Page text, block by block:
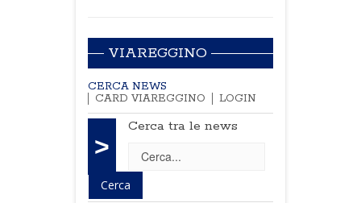
VIAREGGINO
CERCA NEWS
CARD VIAREGGINO
LOGIN
>
Cerca tra le news